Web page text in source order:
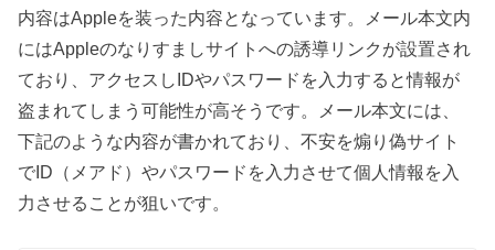
内容はAppleを装った内容となっています。メール本文内
にはAppleのなりすましサイトへの誘導リンクが設置され
ており、アクセスしIDやパスワードを入力すると情報が
盗まれてしまう可能性が高そうです。メール本文には、
下記のような内容が書かれており、不安を煽り偽サイト
でID（メアド）やパスワードを入力させて個人情報を入
力させることが狙いです。